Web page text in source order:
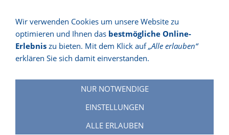
NAVIGATION EINBLENDEN
Wir verwenden Cookies um unsere Website zu
optimieren und Ihnen das bestmögliche Online-
Erlebnis zu bieten. Mit dem Klick auf„Alle erlauben“
erklären Sie sich damit einverstanden.
NUR NOTWENDIGE
EINSTELLUNGEN
ALLE ERLAUBEN